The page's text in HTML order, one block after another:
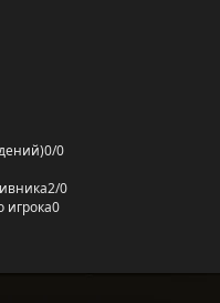
0/0
2/0
0